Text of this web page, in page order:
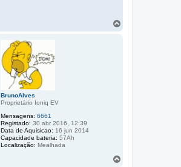
BrunoAlves
Proprietário Ioniq EV
Mensagens: 6661
Registado: 30 abr 2016, 12:39
Data de Aquisicao: 16 jun 2014
Capacidade bateria: 57Ah
Localização: Mealhada